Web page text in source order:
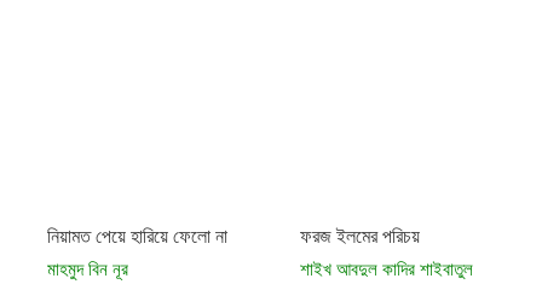
নিয়ামত পেয়ে হারিয়ে ফেলো না
মাহমুদ বিন নূর
ফরজ ইলমের পরিচয়
শাইখ আবদুল কাদির শাইবাতুল